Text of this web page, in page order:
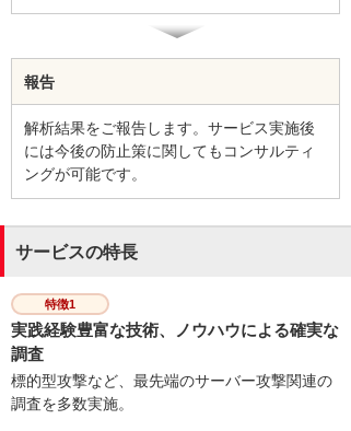
報告
解析結果をご報告します。サービス実施後
には今後の防止策に関してもコンサルティ
ングが可能です。
サービスの特長
特徴1
実践経験豊富な技術、ノウハウによる確実な
調査
標的型攻撃など、最先端のサーバー攻撃関連の
調査を多数実施。